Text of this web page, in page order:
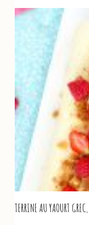
TERRINE AU YAOURT